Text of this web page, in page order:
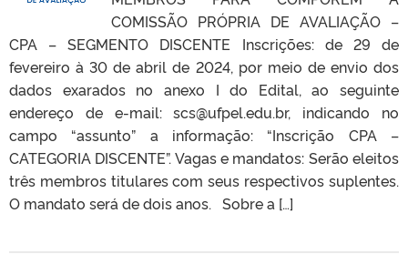
COMISSÃO PRÓPRIA DE AVALIAÇÃO –
CPA – SEGMENTO DISCENTE Inscrições: de 29 de
fevereiro à 30 de abril de 2024, por meio de envio dos
dados exarados no anexo I do Edital, ao seguinte
endereço de e-mail: scs@ufpel.edu.br, indicando no
campo “assunto” a informação: “Inscrição CPA –
CATEGORIA DISCENTE”. Vagas e mandatos: Serão eleitos
três membros titulares com seus respectivos suplentes.
O mandato será de dois anos. Sobre a […]